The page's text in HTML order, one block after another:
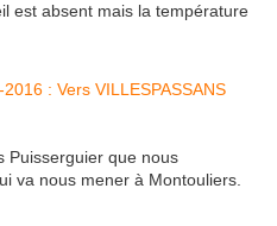
est absent mais la température
Puisserguier que nous
va nous mener à Montouliers.